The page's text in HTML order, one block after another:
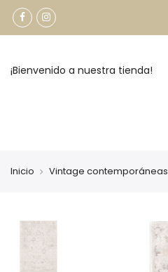
¡Bienvenido a nuestra tienda!
Inicio Vintage contemporáneas